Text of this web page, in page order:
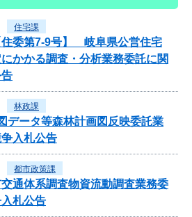
住宅課
住委第7-9号】 岐阜県公営住宅
かかる調査・分析業務委託に関
林政課
データ等森林計画図反映委託業
入札公告
都市政策課
通体系調査物資流動調査業務委
札公告